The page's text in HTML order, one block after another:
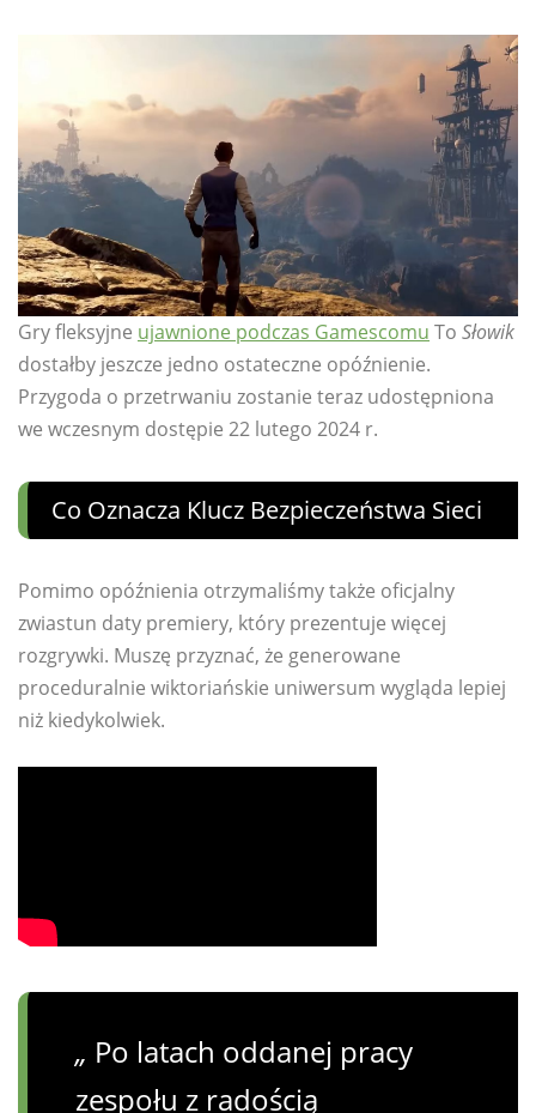
Gry fleksyjne ujawnione podczas Gamescomu To Słowik
dostałby jeszcze jedno ostateczne opóźnienie.
Przygoda o przetrwaniu zostanie teraz udostępniona
we wczesnym dostępie 22 lutego 2024 r.
Co Oznacza Klucz Bezpieczeństwa Sieci
Pomimo opóźnienia otrzymaliśmy także oficjalny
zwiastun daty premiery, który prezentuje więcej
rozgrywki. Muszę przyznać, że generowane
proceduralnie wiktoriańskie uniwersum wygląda lepiej
niż kiedykolwiek.
„ Po latach oddanej pracy
zespołu z radością